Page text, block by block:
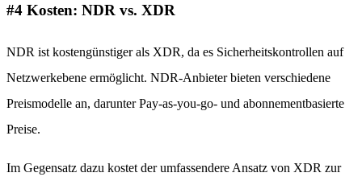
#4 Kosten: NDR vs. XDR
NDR ist kostengünstiger als XDR, da es Sicherheitskontrollen auf
Netzwerkebene ermöglicht. NDR-Anbieter bieten verschiedene
Preismodelle an, darunter Pay-as-you-go- und abonnementbasierte
Preise.
Im Gegensatz dazu kostet der umfassendere Ansatz von XDR zur